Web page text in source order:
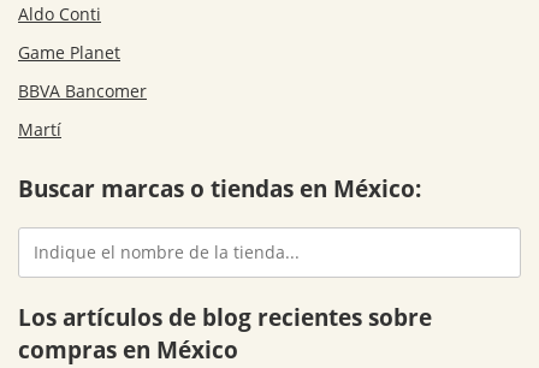
Aldo Conti
Game Planet
BBVA Bancomer
Martí
Buscar marcas o tiendas en México:
Los artículos de blog recientes sobre
compras en México